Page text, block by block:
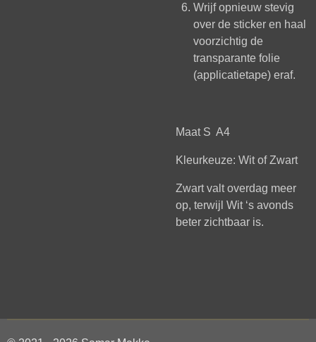
Wrijf opnieuw stevig
over de sticker en haal
voorzichtig de
transparante folie
(applicatietape) eraf.
Maat S A4
Kleurkeuze: Wit of Zwart
Zwart valt overdag meer
op, terwijl Wit ‘s avonds
beter zichtbaar is.